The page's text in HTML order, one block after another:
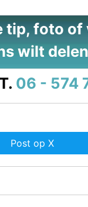
tip, foto of
wilt
T. 06 - 574
Post op X